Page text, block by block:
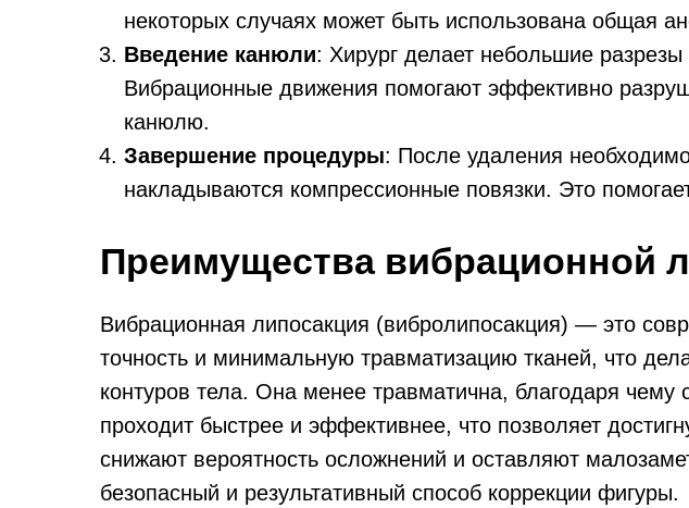
некоторых случаях может быть использована общая
Введение канюли: Хирург делает небольшие
Вибрационные движения помогают эффективно
канюлю.
Завершение процедуры: После удаления
накладываются компрессионные повязки. Это
Преимущества вибрационной
Вибрационная липосакция (вибролипосакция) — это
точность и минимальную травматизацию тканей, что
контуров тела. Она менее травматична, благодаря
проходит быстрее и эффективнее, что позволяет
снижают вероятность осложнений и оставляют
безопасный и результативный способ коррекции фигуры.